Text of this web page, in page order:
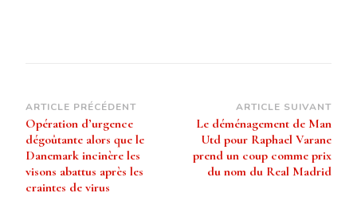
Navigation
d’article
ARTICLE PRÉCÉDENT
Opération d’urgence
dégoûtante alors que le
Danemark incinère les
visons abattus après les
craintes de virus
ARTICLE SUIVANT
Le déménagement de Man
Utd pour Raphael Varane
prend un coup comme prix
du nom du Real Madrid